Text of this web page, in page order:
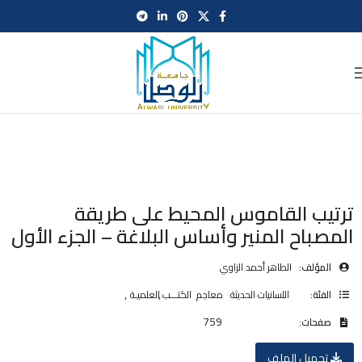
ترتيب القاموس المحيط على طريقة
المصباح المنير وأساس البلاغة – الجزء الأول
المؤلف: الطاهر أحمد الزاوي
الفئة:
اللسانيات الحديثة , معاجم ,الكتـــب العلميـة
صفحات: